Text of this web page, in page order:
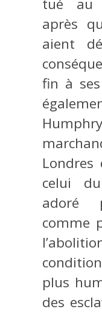
tué au
après
aient
fin à
Londres
celui
adoré
comme
plus
des